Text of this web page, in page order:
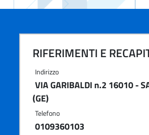
RIFERIMENTI E
Indirizzo
VIA GARIBALDI n.2 16010 -
(GE)
Telefono
0109360103